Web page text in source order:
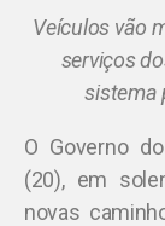
Veículos vão
serviços
sistema
O Governo
(20), em
novas